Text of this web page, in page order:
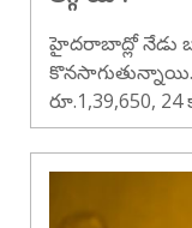
హైదరాబాద్లో నేడు
కొనసాగుతున్నాయి.
రూ.1,39,650,
నిన్నటితో పోలిస్తే
స్వల్పంగా